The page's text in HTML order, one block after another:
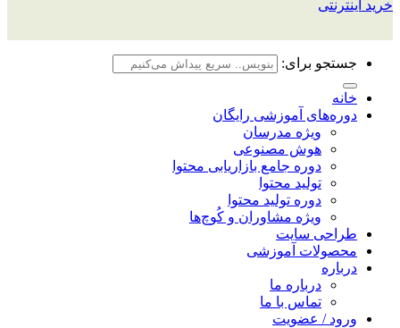
خرید اینترنتی
جستجو برای:
خانه
دوره‌های آموزشی رایگان
ویژه مدرسان
هوش مصنوعی
دوره جامع بازاریابی محتوا
تولید محتوا
دوره تولید محتوا
ویژه مشاوران و کُوچ‌ها
طراحی سایت
محصولات آموزشی
درباره
درباره ما
تماس با ما
ورود / عضویت